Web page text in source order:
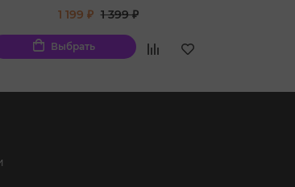
1 199 ₽ 1 399 ₽
Выбрать